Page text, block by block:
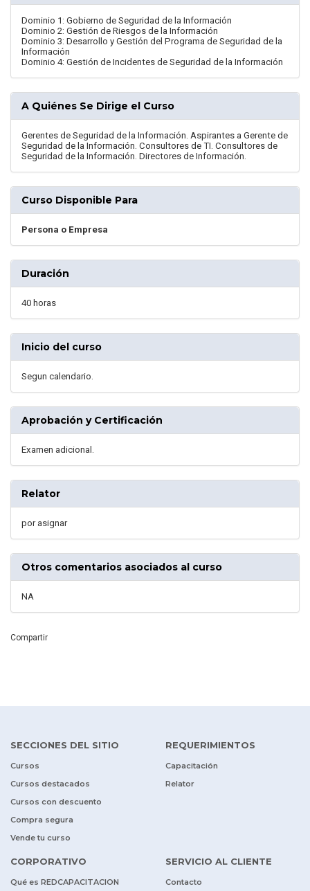
Dominio 1: Gobierno de Seguridad de la Información
Dominio 2: Gestión de Riesgos de la Información
Dominio 3: Desarrollo y Gestión del Programa de Seguridad de la
Información
Dominio 4: Gestión de Incidentes de Seguridad de la Información
A Quiénes Se Dirige el Curso
Gerentes de Seguridad de la Información. Aspirantes a Gerente de
Seguridad de la Información. Consultores de TI. Consultores de
Seguridad de la Información. Directores de Información.
Curso Disponible Para
Persona o Empresa
Duración
40 horas
Inicio del curso
Segun calendario.
Aprobación y Certificación
Examen adicional.
Relator
por asignar
Otros comentarios asociados al curso
NA
Compartir
SECCIONES DEL SITIO
Cursos
Cursos destacados
Cursos con descuento
Compra segura
Vende tu curso
REQUERIMIENTOS
Capacitación
Relator
CORPORATIVO
Qué es REDCAPACITACION
SERVICIO AL CLIENTE
Contacto